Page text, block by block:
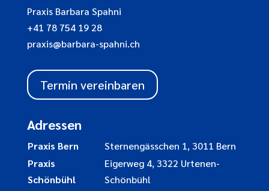
Praxis Barbara Spahni
+41 78 754 19 28
praxis@barbara-spahni.ch
Termin vereinbaren
Adressen
Praxis Bern
Sternengässchen 1, 3011 Bern
Praxis
Schönbühl
Eigerweg 4, 3322 Urtenen-
Schönbühl